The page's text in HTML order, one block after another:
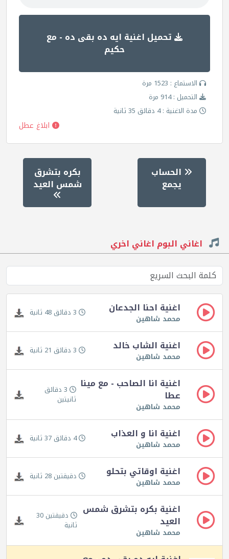
تحميل اغنية ايه ده بقى ده - مع
حكيم
الاستماع : 1523 مرة
التحميل : 914 مرة
مدة الاغنية : 4 دقائق 35 ثانية
ابلاغ عطل
الحساب
يجمع
بكره بتشرق
شمس العيد
اغاني البوم اغاني اخري
اغنية احنا الجدعان
محمد شاهين 3 دقائق 48 ثانية
اغنية الشاب خالد
محمد شاهين 3 دقائق 21 ثانية
اغنية انا الصاحب - مع مينا
عطا
محمد شاهين
3 دقائق
ثانيتين
اغنية انا و العذاب
محمد شاهين 4 دقائق 37 ثانية
اغنية اوقاتي بتحلو
محمد شاهين دقيقتين 28 ثانية
اغنية بكره بتشرق شمس
العيد
محمد شاهين
دقيقتين 30
ثانية